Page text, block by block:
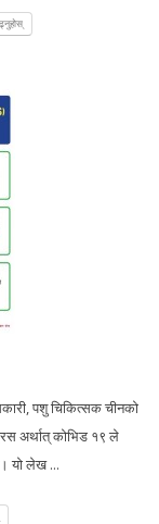
पशु चिकित्सक चीनको
अर्थात् कोभिड १९ ले
यो लेख ...